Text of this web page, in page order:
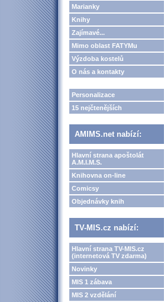
Marianky
Knihy
Zajímavé...
Mimo oblast FATYMu
Výzdoba kostelů
O nás a kontakty
Personalizace
15 nejčtenějších
AMIMS.net nabízí:
Hlavní strana apoštolát
A.M.I.M.S.
Knihovna on-line
Comicsy
Objednávky knih
TV-MIS.cz nabízí:
Hlavní strana TV-MIS.cz
(internetová TV zdarma)
Novinky
MIS 1 zábava
MIS 2 vzdělání